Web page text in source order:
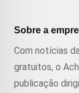
Sobre a
Com notícias
gratuitos, o
publicação